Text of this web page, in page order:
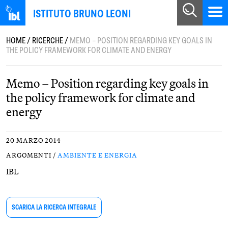
ISTITUTO BRUNO LEONI
HOME/RICERCHE/MEMO – POSITION REGARDING KEY GOALS IN
THE POLICY FRAMEWORK FOR CLIMATE AND ENERGY
Memo – Position regarding key goals in
the policy framework for climate and
energy
20 MARZO 2014
ARGOMENTI / AMBIENTE E ENERGIA
IBL
SCARICA LA RICERCA INTEGRALE